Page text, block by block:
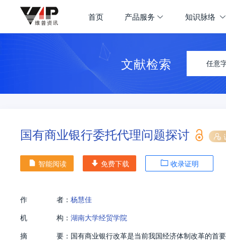
首页 产品服务 知识脉络
文献检索 任意
国有商业银行委托代理问题探讨
智能阅读 免费下载 收录证明
作 者： 杨慧佳
机
构： 湖南大学经贸学院
摘
要： 国有商业银行改革是当前我国经济体制改革的